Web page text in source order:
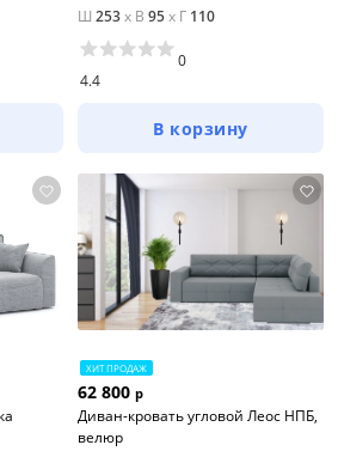
Ш 253x В 95x Г 110
4.4
0
В корзину
ХИТ ПРОДАЖ
62 800 р
Диван-кровать угловой Леос НПБ,
велюр